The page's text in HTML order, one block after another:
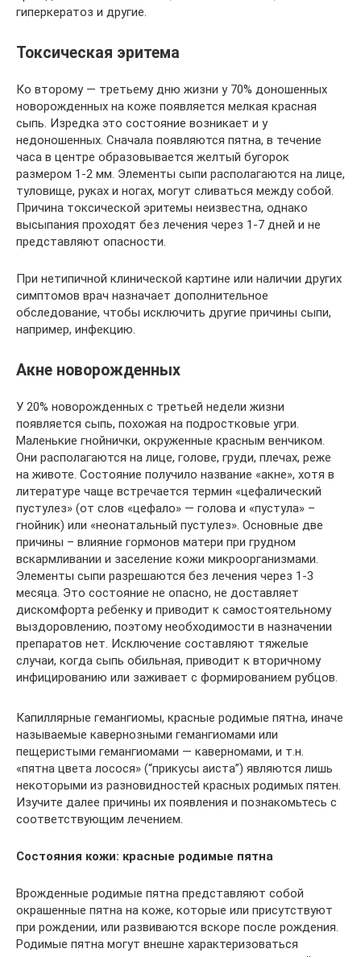
гиперкератоз и другие.
Токсическая эритема
Ко второму — третьему дню жизни у 70% доношенных
новорожденных на коже появляется мелкая красная
сыпь. Изредка это состояние возникает и у
недоношенных. Сначала появляются пятна, в течение
часа в центре образовывается желтый бугорок
размером 1-2 мм. Элементы сыпи располагаются на лице,
туловище, руках и ногах, могут сливаться между собой.
Причина токсической эритемы неизвестна, однако
высыпания проходят без лечения через 1-7 дней и не
представляют опасности.
При нетипичной клинической картине или наличии других
симптомов врач назначает дополнительное
обследование, чтобы исключить другие причины сыпи,
например, инфекцию.
Акне новорожденных
У 20% новорожденных с третьей недели жизни
появляется сыпь, похожая на подростковые угри.
Маленькие гнойнички, окруженные красным венчиком.
Они располагаются на лице, голове, груди, плечах, реже
на животе. Состояние получило название «акне», хотя в
литературе чаще встречается термин «цефалический
пустулез» (от слов «цефало» — голова и «пустула» –
гнойник) или «неонатальный пустулез». Основные две
причины – влияние гормонов матери при грудном
вскармливании и заселение кожи микроорганизмами.
Элементы сыпи разрешаются без лечения через 1-3
месяца. Это состояние не опасно, не доставляет
дискомфорта ребенку и приводит к самостоятельному
выздоровлению, поэтому необходимости в назначении
препаратов нет. Исключение составляют тяжелые
случаи, когда сыпь обильная, приводит к вторичному
инфицированию или заживает с формированием рубцов.
Капиллярные гемангиомы, красные родимые пятна, иначе
называемые кавернозными гемангиомами или
пещеристыми гемангиомами — каверномами, и т.н.
«пятна цвета лосося» (“прикусы аиста”) являются лишь
некоторыми из разновидностей красных родимых пятен.
Изучите далее причины их появления и познакомьтесь с
соответствующим лечением.
Состояния кожи: красные родимые пятна
Врожденные родимые пятна представляют собой
окрашенные пятна на коже, которые или присутствуют
при рождении, или развиваются вскоре после рождения.
Родимые пятна могут внешне характеризоваться